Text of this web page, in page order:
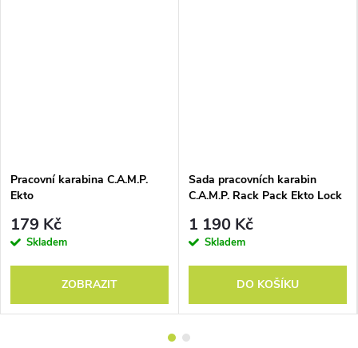
Pracovní karabina C.A.M.P.
Ekto
179 Kč
Skladem
ZOBRAZIT
Sada pracovních karabin
C.A.M.P. Rack Pack Ekto Lock
1 190 Kč
Skladem
DO KOŠÍKU